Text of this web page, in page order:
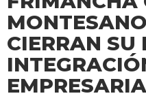
CIERRAN SU